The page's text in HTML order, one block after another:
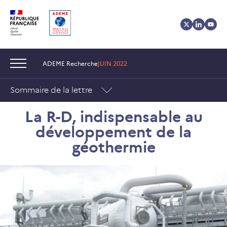
au
contenu
au
menu
des
cookies
Navigation :ADEME RechercheJUIN 2022
Sommaire de la lettre
La R-D, indispensable au
développement de la
géothermie